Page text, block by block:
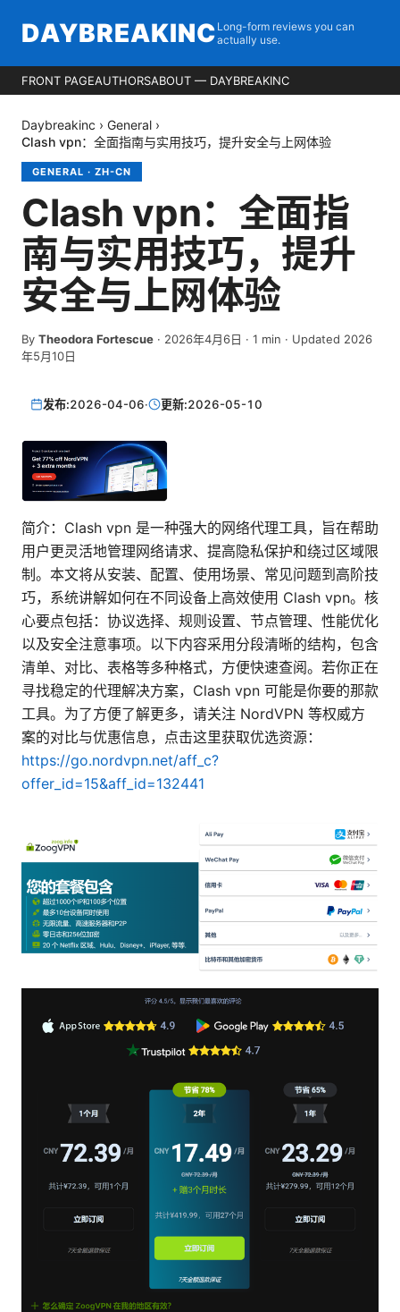
DAYBREAKINC Long-form reviews you can
actually use.
FRONT PAGEAUTHORSABOUT — DAYBREAKINC
Daybreakinc › General ›
Clash vpn：全面指南与实用技巧，提升安全与上网体验
GENERAL · ZH-CN
Clash vpn：全面指
南与实用技巧，提升
安全与上网体验
By Theodora Fortescue · 2026年4月6日 · 1 min · Updated 2026
年5月10日
发布:2026-04-06· 更新:2026-05-10
简介：Clash vpn 是一种强大的网络代理工具，旨在帮助
用户更灵活地管理网络请求、提高隐私保护和绕过区域限
制。本文将从安装、配置、使用场景、常见问题到高阶技
巧，系统讲解如何在不同设备上高效使用 Clash vpn。核
心要点包括：协议选择、规则设置、节点管理、性能优化
以及安全注意事项。以下内容采用分段清晰的结构，包含
清单、对比、表格等多种格式，方便快速查阅。若你正在
寻找稳定的代理解决方案，Clash vpn 可能是你要的那款
工具。为了方便了解更多，请关注 NordVPN 等权威方
案的对比与优惠信息，点击这里获取优选资源：
https://go.nordvpn.net/aff_c?
offer_id=15&aff_id=132441